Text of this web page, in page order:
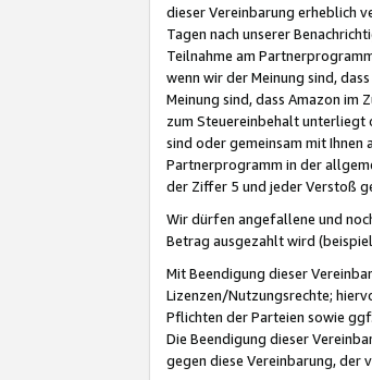
dieser Vereinbarung erheblich
Tagen nach unserer
Teilnahme am
wenn wir der Meinung sind,
Meinung sind, dass Amazon
zum Steuereinbehalt unterliegt
sind oder gemeinsam mit Ihnen
Partnerprogramm in der
der Ziffer 5 und jeder Verstoß
Wir dürfen angefallene und
Betrag ausgezahlt wird
Mit Beendigung dieser
Lizenzen/Nutzungsrechte;
Pflichten der Parteien sowie
Die Beendigung dieser
gegen diese Vereinbarung, der